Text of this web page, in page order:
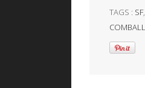
TAGS : SF,